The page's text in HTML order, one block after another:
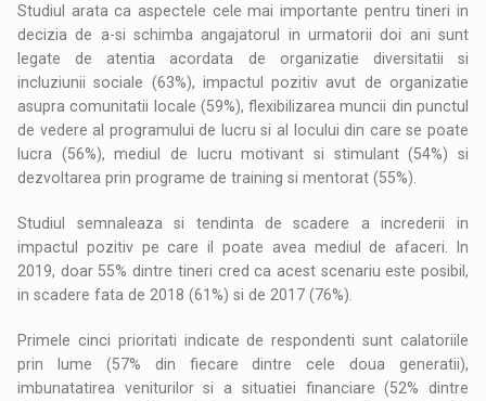
Studiul arata ca aspectele cele mai importante pentru tineri in
decizia de a-si schimba angajatorul in urmatorii doi ani sunt
legate de atentia acordata de organizatie diversitatii si
incluziunii sociale (63%), impactul pozitiv avut de organizatie
asupra comunitatii locale (59%), flexibilizarea muncii din punctul
de vedere al programului de lucru si al locului din care se poate
lucra (56%), mediul de lucru motivant si stimulant (54%) si
dezvoltarea prin programe de training si mentorat (55%).
Studiul semnaleaza si tendinta de scadere a increderii in
impactul pozitiv pe care il poate avea mediul de afaceri. In
2019, doar 55% dintre tineri cred ca acest scenariu este posibil,
in scadere fata de 2018 (61%) si de 2017 (76%).
Primele cinci prioritati indicate de respondenti sunt calatoriile
prin lume (57% din fiecare dintre cele doua generatii),
imbunatatirea veniturilor si a situatiei financiare (52% dintre